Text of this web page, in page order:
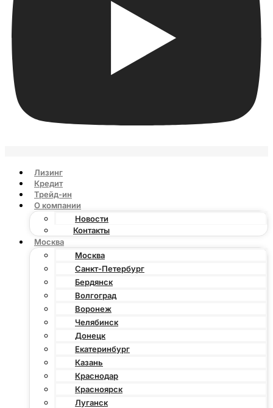
Лизинг
Кредит
Трейд-ин
О компании
Новости
Контакты
Москва
Москва
Санкт-Петербург
Бердянск
Волгоград
Воронеж
Челябинск
Донецк
Екатеринбург
Казань
Краснодар
Красноярск
Луганск